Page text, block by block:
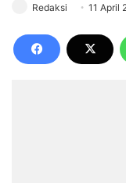
Redaksi 11 April